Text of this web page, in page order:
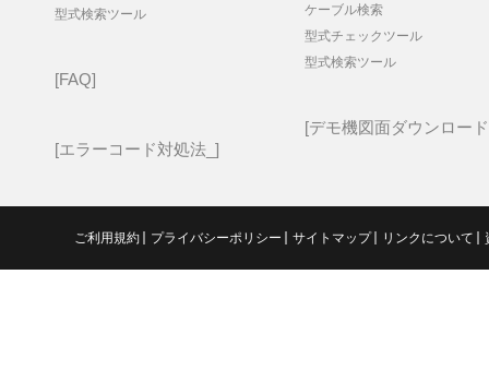
型式検索ツール
FAQ
エラーコード対処法_
ケーブル検索
型式チェックツール
型式検索ツール
デモ機図面ダウンロード
ご利用規約 プライバシーポリシー サイトマップ リンクについて